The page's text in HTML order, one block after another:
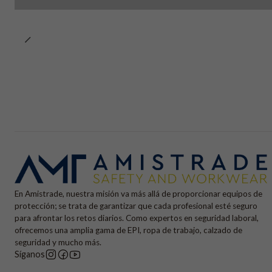
En Amistrade, nuestra misión va más allá de proporcionar equipos de
protección; se trata de garantizar que cada profesional esté seguro
para afrontar los retos diarios. Como expertos en seguridad laboral,
ofrecemos una amplia gama de EPI, ropa de trabajo, calzado de
seguridad y mucho más.
Síganos